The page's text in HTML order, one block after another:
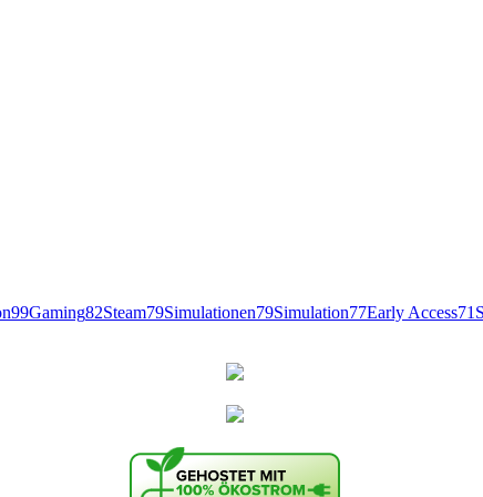
99Gaming82Steam79Simulationen79Simulation77Early Access71